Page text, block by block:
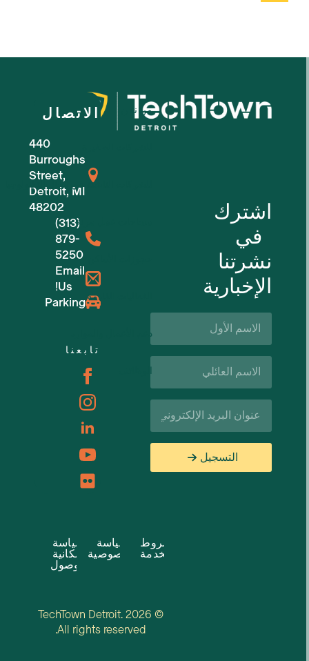
اشترك
في
نشرتنا
الإخبارية
الاسم
الأول*
اسم
العائلة*
البريد
الإلكتروني*
التسجيل
من نحن
للشركات الناشئة في مجال التكنولوجيا
الفعاليات القادمة
دعم الأعمال والموارد
الوظائف
الاتصال
440
Burroughs
Street,
Detroit, MI
48202
(313)
879-
5250
Email
Us!
Parking
تابعنا
شروط
الخدمة
سياسة
الخصوصية
سياسة
إمكانية
الوصول
© 2026 TechTown Detroit.
All rights reserved.